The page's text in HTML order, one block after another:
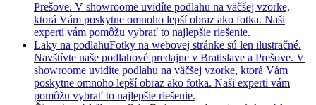
Prešove. V showroome uvidíte podlahu na väčšej vzorke,
ktorá Vám poskytne omnoho lepší obraz ako fotka. Naši
experti vám pomôžu vybrať to najlepšie riešenie.
Laky na podlahuFotky na webovej stránke sú len ilustračné.
Navštívte naše podlahové predajne v Bratislave a Prešove. V
showroome uvidíte podlahu na väčšej vzorke, ktorá Vám
poskytne omnoho lepší obraz ako fotka. Naši experti vám
pomôžu vybrať to najlepšie riešenie.